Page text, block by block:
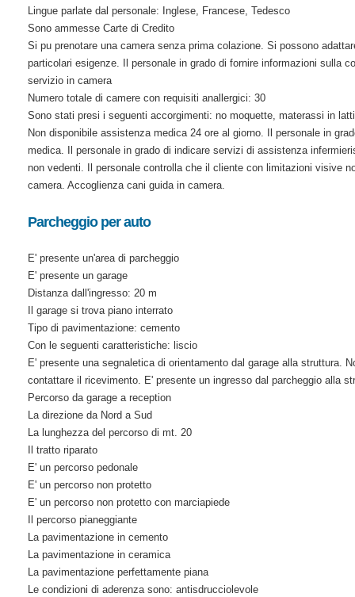
Lingue parlate dal personale: Inglese, Francese, Tedesco
Sono ammesse Carte di Credito
Si pu prenotare una camera senza prima colazione. Si possono
particolari esigenze. Il personale in grado di fornire informazioni sulla
servizio in camera
Numero totale di camere con requisiti anallergici: 30
Sono stati presi i seguenti accorgimenti: no moquette, materassi in
Non disponibile assistenza medica 24 ore al giorno. Il personale in
medica. Il personale in grado di indicare servizi di assistenza
non vedenti. Il personale controlla che il cliente con limitazioni visive
camera. Accoglienza cani guida in camera.
Parcheggio per auto
E' presente un'area di parcheggio
E' presente un garage
Distanza dall'ingresso: 20 m
Il garage si trova piano interrato
Tipo di pavimentazione: cemento
Con le seguenti caratteristiche: liscio
E' presente una segnaletica di orientamento dal garage alla struttura.
contattare il ricevimento. E' presente un ingresso dal parcheggio alla
Percorso da garage a reception
La direzione da Nord a Sud
La lunghezza del percorso di mt. 20
Il tratto riparato
E' un percorso pedonale
E' un percorso non protetto
E' un percorso non protetto con marciapiede
Il percorso pianeggiante
La pavimentazione in cemento
La pavimentazione in ceramica
La pavimentazione perfettamente piana
Le condizioni di aderenza sono: antisdrucciolevole